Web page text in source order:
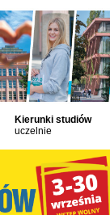
Kierunki studiów
uczelnie